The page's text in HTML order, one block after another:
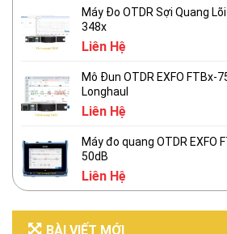
Máy Đo OTDR Sợi Quang Lõi
348x
Liên Hệ
Mô Đun OTDR EXFO FTBx-
Longhaul
Liên Hệ
Máy đo quang OTDR EXFO
50dB
Liên Hệ
BÀI VIẾT MỚI